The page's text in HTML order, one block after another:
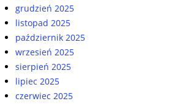
grudzień 2025
listopad 2025
październik 2025
wrzesień 2025
sierpień 2025
lipiec 2025
czerwiec 2025